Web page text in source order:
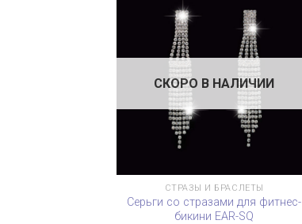
СКОРО В НАЛИЧИИ
СТРАЗЫ И БРАСЛЕТЫ
Серьги со стразами для фитнес-
бикини EAR-SQ